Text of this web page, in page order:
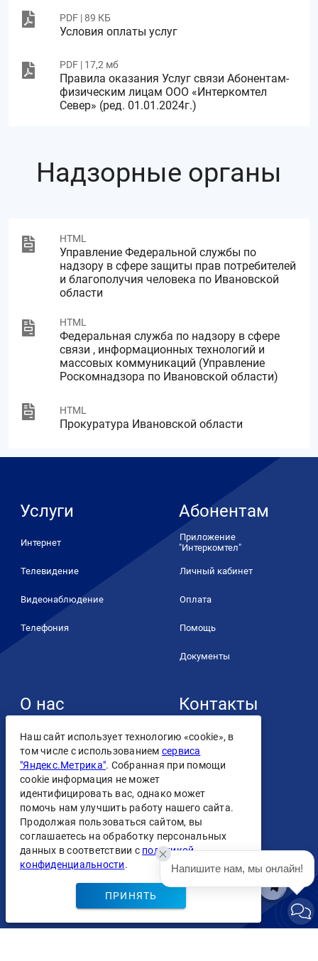
PDF | 89 КБ
Условия оплаты услуг
PDF | 17,2 мб
Правила оказания Услуг связи Абонентам-
физическим лицам ООО «Интеркомтел
Север» (ред. 01.01.2024г.)
Надзорные органы
HTML
Управление Федеральной службы по
надзору в сфере защиты прав потребителей
и благополучия человека по Ивановской
области
HTML
Федеральная служба по надзору в сфере
связи , информационных технологий и
массовых коммуникаций (Управление
Роскомнадзора по Ивановской области)
HTML
Прокуратура Ивановской области
Услуги
Интернет
Телевидение
Видеонаблюдение
Телефония
Абонентам
Приложение
"Интеркомтел"
Личный кабинет
Оплата
Помощь
Документы
О нас
О компании
Контакты
Лицензии
Персональные данные
соглашение
Контакты
Скачать
приложение
Наш сайт использует технологию «cookie», в
том числе с использованием сервиса
"Яндекс.Метрика". Собранная при помощи
cookie информация не может
идентифицировать вас, однако может
помочь нам улучшить работу нашего сайта.
Продолжая пользоваться сайтом, вы
соглашаетесь на обработку персональных
данных в соответствии с политикой
конфиденциальности.
ПРИНЯТЬ
Напишите нам, мы онлайн!